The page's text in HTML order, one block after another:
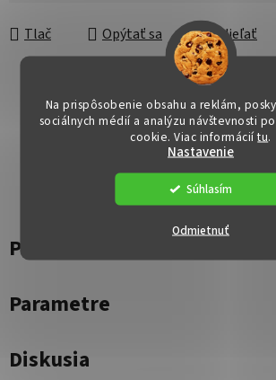
Na prispôsobenie obsahu a reklám,
sociálnych médií a analýzu návštevnosti
cookie. Viac informáciítu.
Nastavenie
Odmietnuť
Súhlasím
Tlač
Opýtať sa Zdieľať
Popis
Parametre
Diskusia